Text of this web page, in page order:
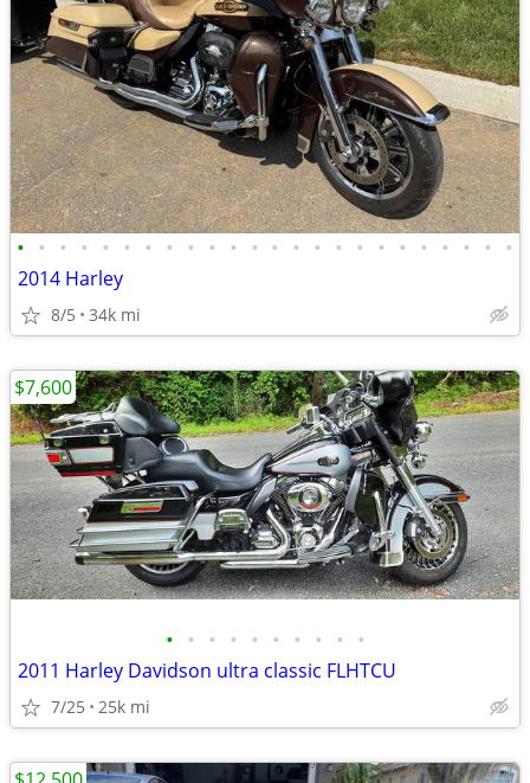
• • • • • • • • • • • • • • • • • • • • • • • •
2014 Harley
8/5 34k mi
• • • • • • • • • •
2011 Harley Davidson ultra classic FLHTCU
7/25 25k mi
$7,600